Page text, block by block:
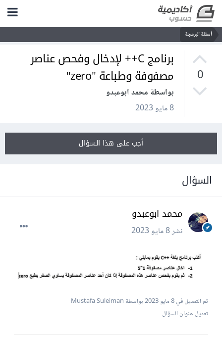
أسئلة البرمجة
0
برنامج C++ لإدخال وفحص عناصر
مصفوفة وطباعة "zero"
بواسطة محمد ابوعبدو
8 مايو 2023
أجب على هذا السؤال
السؤال
محمد ابوعبدو
نشر8 مايو 2023
تم التعديل في8 مايو 2023
بواسطة Mustafa Suleiman
تعديل عنوان السؤال